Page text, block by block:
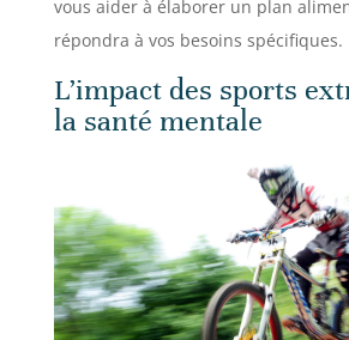
vous aider à élaborer un plan
répondra à vos besoins spécifiques.
L’impact des sports
la santé mentale